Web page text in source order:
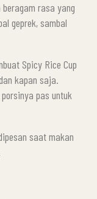
rasa yang
geprek, sambal
Spicy Rice Cup
kapan saja.
pas untuk
saat makan